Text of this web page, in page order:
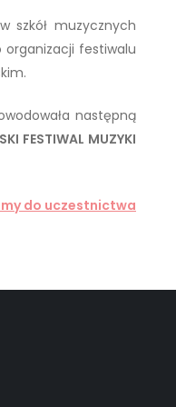
szkół muzycznych
organizacji festiwalu
następną
FESTIWAL MUZYKI
do uczestnictwa